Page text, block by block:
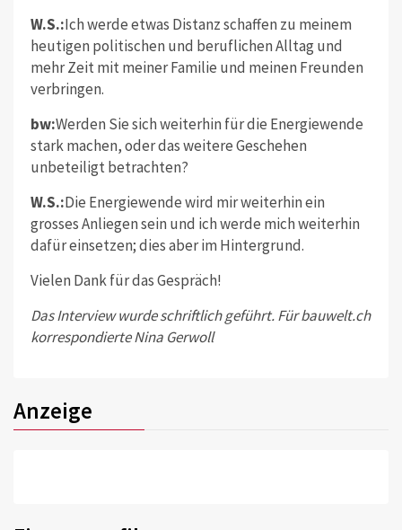
W.S.:Ich werde etwas Distanz schaffen zu meinem
heutigen politischen und beruflichen Alltag und
mehr Zeit mit meiner Familie und meinen Freunden
verbringen.
bw:Werden Sie sich weiterhin für die Energiewende
stark machen, oder das weitere Geschehen
unbeteiligt betrachten?
W.S.:Die Energiewende wird mir weiterhin ein
grosses Anliegen sein und ich werde mich weiterhin
dafür einsetzen; dies aber im Hintergrund.
Vielen Dank für das Gespräch!
Das Interview wurde schriftlich geführt. Für bauwelt.ch
korrespondierte Nina Gerwoll
Anzeige